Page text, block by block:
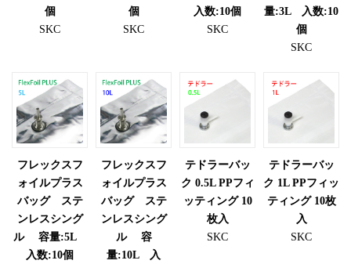
個
SKC
個
SKC
入数:10個
SKC
量:3L 入数:10
個
SKC
フレックスフ
ォイルプラス
バッグ ステ
ンレスシング
ル 容量:5L
入数:10個
フレックスフ
ォイルプラス
バッグ ステ
ンレスシング
ル 容
量:10L 入
テドラーバッ
ク 0.5L PPフィ
ッティング 10
枚入
SKC
テドラーバッ
ク 1L PPフィッ
ティング 10枚
入
SKC